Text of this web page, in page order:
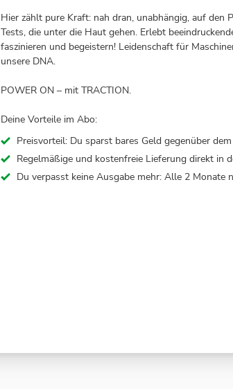
Hier zählt pure Kraft: nah dran, unabhängig, auf den
Tests, die unter die Haut gehen. Erlebt
faszinieren und begeistern! Leidenschaft für
unsere DNA.
POWER ON – mit TRACTION.
Deine Vorteile im Abo:
Preisvorteil: Du sparst bares Geld gegenüber
Regelmäßige und kostenfreie Lieferung direkt in
Du verpasst keine Ausgabe mehr: Alle 2 Monate